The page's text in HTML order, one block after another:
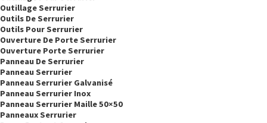
Outillage Serrurier
Outils De Serrurier
Outils Pour Serrurier
Ouverture De Porte Serrurier
Ouverture Porte Serrurier
Panneau De Serrurier
Panneau Serrurier
Panneau Serrurier Galvanisé
Panneau Serrurier Inox
Panneau Serrurier Maille 50×50
Panneaux Serrurier